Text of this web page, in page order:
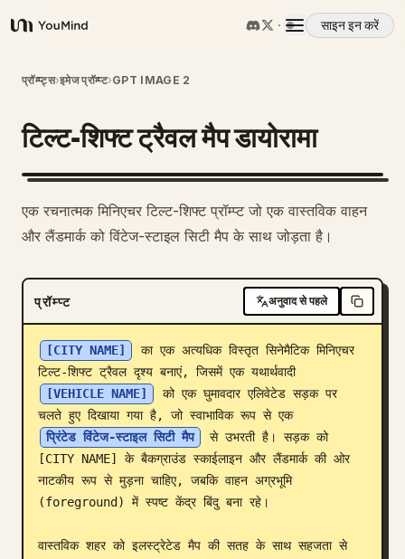
YouMind
साइन इन करें
अवलोकन
उपयोग के मामले
मूल्य निर्धारण
डाउनलोड
ब्लॉग
अपडेट
प्रॉम्प्ट्स›इमेज प्रॉम्प्ट›GPT IMAGE 2
टिल्ट-शिफ्ट ट्रैवल मैप डायोरामा
एक रचनात्मक मिनिएचर टिल्ट-शिफ्ट प्रॉम्प्ट जो एक वास्तविक वाहन
और लैंडमार्क को विंटेज-स्टाइल सिटी मैप के साथ जोड़ता है।
प्रॉम्प्ट अनुवाद से पहले
[CITY NAME]
का एक अत्यधिक विस्तृत सिनेमैटिक मिनिएचर
टिल्ट-शिफ्ट ट्रैवल दृश्य बनाएं, जिसमें एक यथार्थवादी
[VEHICLE NAME]
को एक घुमावदार एलिवेटेड सड़क पर
चलते हुए दिखाया गया है, जो स्वाभाविक रूप से एक
प्रिंटेड विंटेज-स्टाइल सिटी मैप
से उभरती है। सड़क को
[CITY NAME] के बैकग्राउंड स्काईलाइन और लैंडमार्क की ओर
नाटकीय रूप से मुड़ना चाहिए, जबकि वाहन अग्रभूमि
(foreground) में स्पष्ट केंद्र बिंदु बना रहे।
वास्तविक शहर को इलस्ट्रेटेड मैप की सतह के साथ सहजता से